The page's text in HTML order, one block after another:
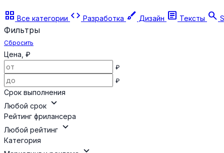
grid_view Все категории code Разработка brush Дизайн article Тексты search
Фильтры
Сбросить
Цена, ₽
₽
₽
Срок выполнения
Любой срок expand_more
Рейтинг фрилансера
Любой рейтинг expand_more
Категория